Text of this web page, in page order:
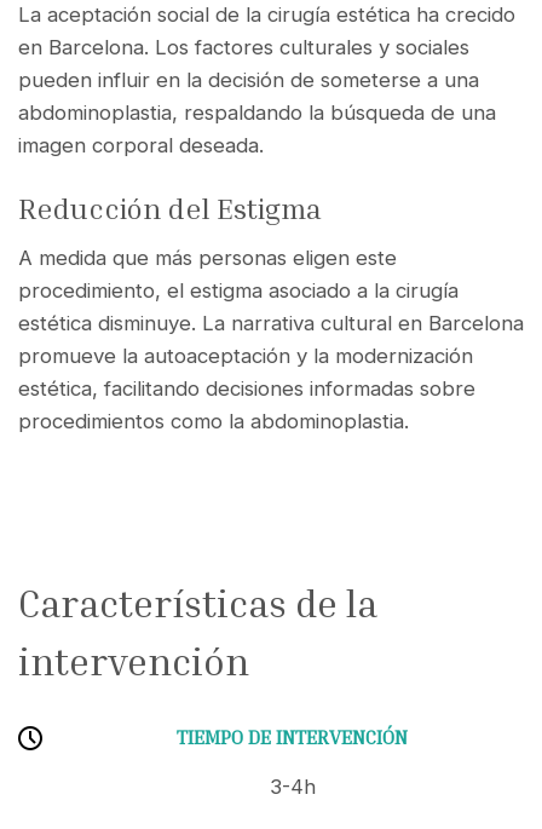
La aceptación social de la cirugía estética ha crecido
en Barcelona. Los factores culturales y sociales
pueden influir en la decisión de someterse a una
abdominoplastia, respaldando la búsqueda de una
imagen corporal deseada.
Reducción del Estigma
A medida que más personas eligen este
procedimiento, el estigma asociado a la cirugía
estética disminuye. La narrativa cultural en Barcelona
promueve la autoaceptación y la modernización
estética, facilitando decisiones informadas sobre
procedimientos como la abdominoplastia.
Características de la
intervención
TIEMPO DE INTERVENCIÓN
3-4h